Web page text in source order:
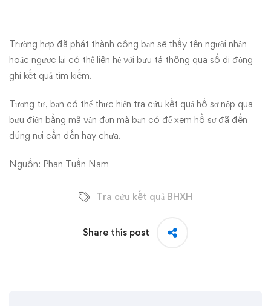
Trường hợp đã phát thành công bạn sẽ thấy tên người nhận
hoặc ngược lại có thể liên hệ với bưu tá thông qua số di động
ghi kết quả tìm kiếm.
Tương tự, bạn có thể thực hiện tra cứu kết quả hồ sơ nộp qua
bưu điện bằng mã vận đơn mà bạn có để xem hồ sơ đã đến
đúng nơi cần đến hay chưa.
Nguồn: Phan Tuấn Nam
Tra cứu kết quả BHXH
Share this post